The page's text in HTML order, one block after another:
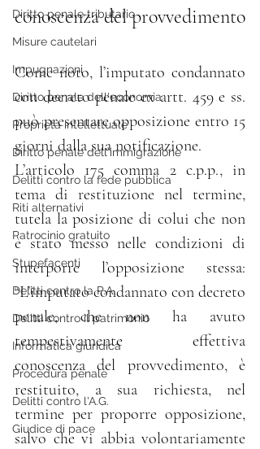
Diritto penale tributario
Misure cautelari
Impugnazioni
Diritto penale dell'economia
Proprietà intellettuale
Diritto penale dell'immigrazione
Delitti contro la fede pubblica
Riti alternativi
Patrocinio gratuito
Stupefacenti
Delitti contro la P.A.
Delitti contro il patrimonio
Informatica giuridica
Procedura penale
Delitti contro l'A.G.
Giudice di pace
conoscenza del provvedimento
Come noto, l’imputato condannato
con decreto penale ex artt. 459 e ss.
può presentare opposizione entro 15
giorni dalla sua notificazione.
L’articolo 175 comma 2 c.p.p., in
tema di restituzione nel termine,
tutela la posizione di colui che non
è stato messo nelle condizioni di
interporre l’opposizione stessa:
“L’imputato condannato con decreto
penale, che non ha avuto
tempestivamente effettiva
conoscenza del provvedimento, è
restituito, a sua richiesta, nel
termine per proporre opposizione,
salvo che vi abbia volontariamente